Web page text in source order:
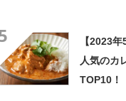
【2023
人気のカ
TOP10